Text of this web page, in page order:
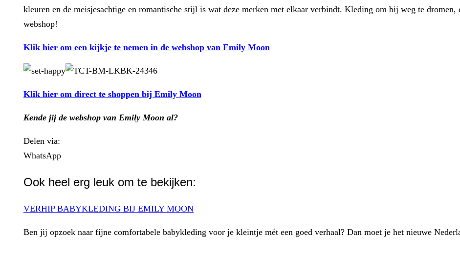
kleuren en de meisjesachtige en romantische stijl is wat deze merken met elkaar verbindt. Kleding om bij weg te
webshop!
Klik hier om een kijkje te nemen in de webshop van Emily Moon
Klik hier om direct te shoppen bij Emily Moon
Kende jij de webshop van Emily Moon al?
Delen via:
WhatsApp
Ook heel erg leuk om te bekijken:
VERHIP BABYKLEDING BIJ EMILY MOON
Ben jij opzoek naar fijne comfortabele babykleding voor je kleintje mét een goed verhaal? Dan moet je het nieuwe